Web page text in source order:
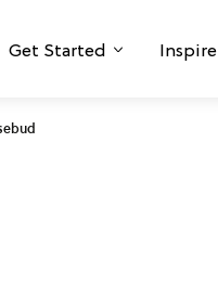
Get Started Inspire